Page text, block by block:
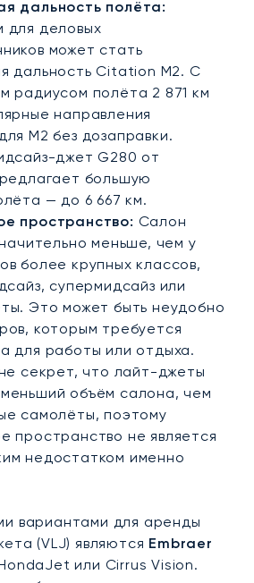
дальность полёта:
для деловых
может стать
дальность Citation M2. С
радиусом полёта 2 871 км
направления
M2 без дозаправки.
джет G280 от
большую
— до 6 667 км.
пространство: Салон
меньше, чем у
более крупных классов,
супермидсайз или
Это может быть неудобно
которым требуется
для работы или отдыха.
секрет, что лайт-джеты
объём салона, чем
самолёты, поэтому
пространство не является
недостатком именно
вариантами для аренды
(VLJ) являются Embraer
или Cirrus Vision.